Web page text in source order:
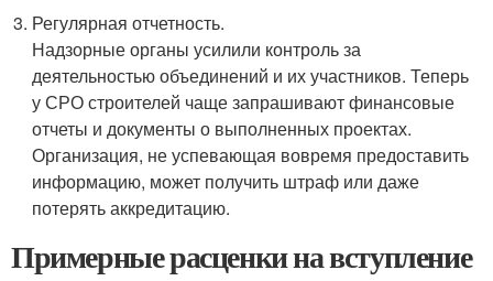
Регулярная отчетность.
Надзорные органы усилили контроль за
деятельностью объединений и их участников. Теперь
у СРО строителей чаще запрашивают финансовые
отчеты и документы о выполненных проектах.
Организация, не успевающая вовремя предоставить
информацию, может получить штраф или даже
потерять аккредитацию.
Примерные расценки на вступление